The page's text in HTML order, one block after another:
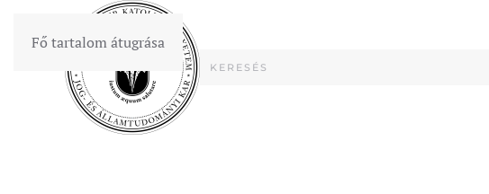
Fő tartalom átugrása